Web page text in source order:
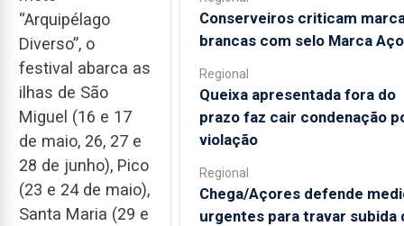
“Arquipélago
Diverso”, o
festival abarca as
ilhas de São
Miguel (16 e 17
de maio, 26, 27 e
28 de junho), Pico
(23 e 24 de maio),
Santa Maria (29 e
Conserveiros criticam
brancas com selo Marca
Regional
Queixa apresentada fora do
prazo faz cair condenação
violação
Regional
Chega/Açores defende
urgentes para travar subida